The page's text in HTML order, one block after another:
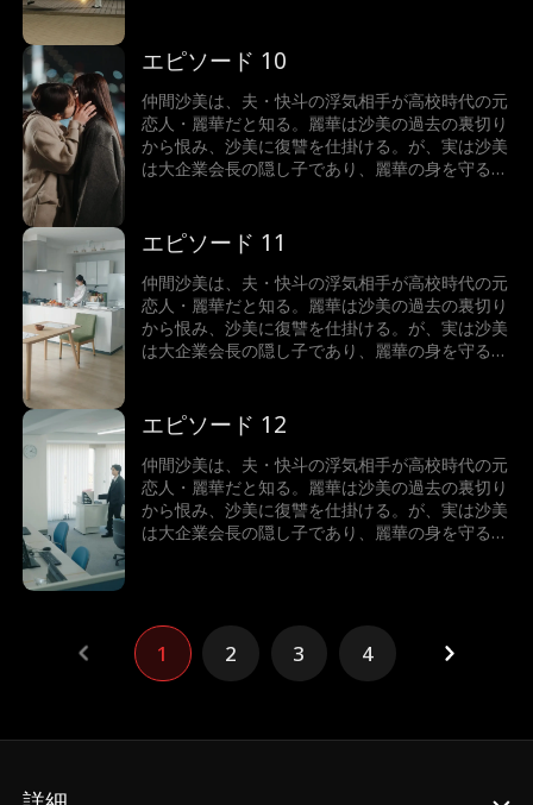
受け入れる。次第に、復讐の中で2人の恋心が再
燃し、沙美は麗華の唇を奪ってしまう！憎しみが
揺らぐ中、2人の想いが再び表面化していく
──……甘くて切ない、青春と愛が絡み合う禁断な
恋物語、衝撃なGLショートドラマをぜひお楽し
みください。
エピソード 10
仲間沙美は、夫・快斗の浮気相手が高校時代の元
恋人・麗華だと知る。麗華は沙美の過去の裏切り
から恨み、沙美に復讐を仕掛ける。が、実は沙美
は大企業会長の隠し子であり、麗華の身を守るた
受け入れる。次第に、復讐の中で2人の恋心が再
燃し、沙美は麗華の唇を奪ってしまう！憎しみが
揺らぐ中、2人の想いが再び表面化していく
──……甘くて切ない、青春と愛が絡み合う禁断な
恋物語、衝撃なGLショートドラマをぜひお楽し
みください。
エピソード 11
仲間沙美は、夫・快斗の浮気相手が高校時代の元
恋人・麗華だと知る。麗華は沙美の過去の裏切り
から恨み、沙美に復讐を仕掛ける。が、実は沙美
は大企業会長の隠し子であり、麗華の身を守るた
受け入れる。次第に、復讐の中で2人の恋心が再
燃し、沙美は麗華の唇を奪ってしまう！憎しみが
揺らぐ中、2人の想いが再び表面化していく
──……甘くて切ない、青春と愛が絡み合う禁断な
恋物語、衝撃なGLショートドラマをぜひお楽し
みください。
エピソード 12
仲間沙美は、夫・快斗の浮気相手が高校時代の元
恋人・麗華だと知る。麗華は沙美の過去の裏切り
から恨み、沙美に復讐を仕掛ける。が、実は沙美
は大企業会長の隠し子であり、麗華の身を守るた
燃し、沙美は麗華の唇を奪ってしまう！憎しみが
揺らぐ中、2人の想いが再び表面化していく
──……甘くて切ない、青春と愛が絡み合う禁断な
1 2 3 4